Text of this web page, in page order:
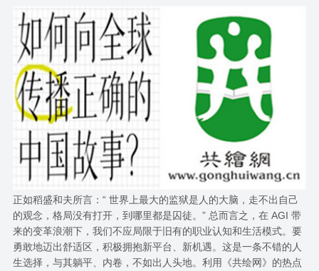
正如稻盛和夫所言：“ 世界上最大的监狱是人的大脑，走不出自己
的观念，格局没有打开，到哪里都是囚徒。” 总而言之，在 AGI 带
来的变革浪潮下，我们不应局限于旧有的职业认知和生活模式。要
勇敢地迈出舒适区，积极拥抱新平台、新机遇。这是一条不错的人
生选择，与其躺平、内卷，不如出人头地。利用《共绘网》的​热点​